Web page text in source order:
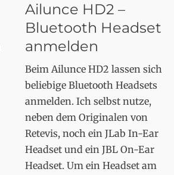
Ailunce HD2 –
Bluetooth Headset
anmelden
Beim Ailunce HD2 lassen sich
beliebige Bluetooth Headsets
anmelden. Ich selbst nutze,
neben dem Originalen von
Retevis, noch ein JLab In-Ear
Headset und ein JBL On-Ear
Headset. Um ein Headset am